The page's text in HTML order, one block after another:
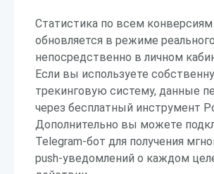
Статистика по всем конверсиям
обновляется в режиме
непосредственно в личном
Если вы используете
трекинговую систему, данные
через бесплатный инструмент
Дополнительно вы можете
Telegram-бот для получения
push-уведомлений о каждом